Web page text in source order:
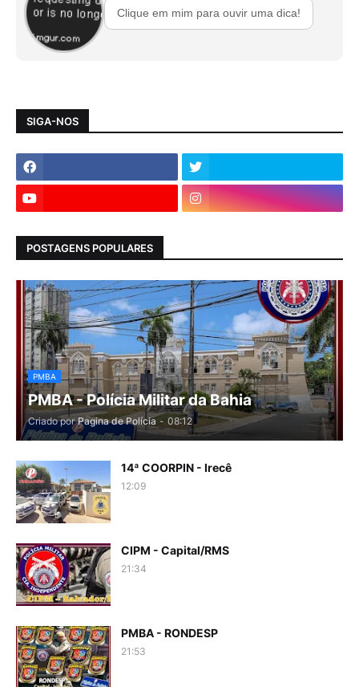
Clique em mim para ouvir uma dica!
SIGA-NOS
POSTAGENS POPULARES
PMBA
PMBA - Polícia Militar da Bahia
Criado por Pagina de Polícia - 08:12
14ª COORPIN - Irecê
12:09
CIPM - Capital/RMS
21:34
PMBA - RONDESP
21:53